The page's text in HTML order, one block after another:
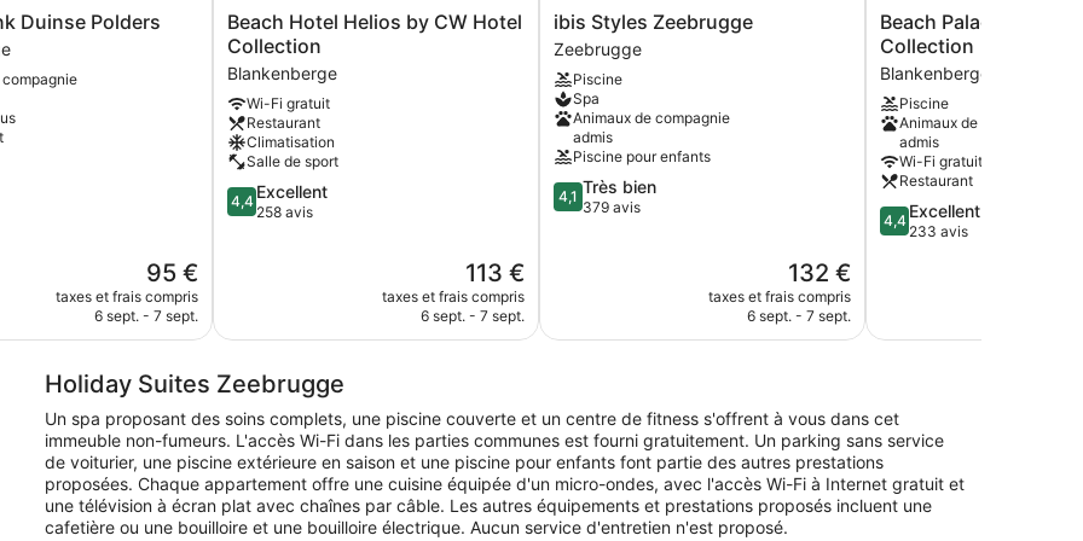
Duinse Polders
Le
nouveau
prix
95 €
95 €
taxes et frais compris
6 sept. - 7 sept.
Beach
Hotel
Helios
by
CW
Hotel
Collection
Blankenberge
Beach Hotel Helios by CW Hotel
Collection
Blankenberge
Wi-Fi gratuit
Restaurant
Climatisation
Salle de sport
4.4
sur
4,4 Excellent
258 avis
Le
nouveau
prix
113 €
taxes et frais compris
6 sept. - 7 sept.
ibis
Styles
Zeebrugge
Zeebrugge
ibis Styles Zeebrugge
Zeebrugge
Piscine
Spa
Animaux de compagnie
admis
Piscine pour enfants
4.1
sur
4,1 Très bien
379 avis
Le
nouveau
prix
132 €
taxes et frais compris
6 sept. - 7 sept.
Beach
Palace
Hotel
by
CW
Hotel
Collection
Blankenberge
Beach Palace Hotel
Collection
Blankenberge
Piscine
Animaux de compagnie
admis
Wi-Fi gratuit
Restaurant
4.4
sur
4,4 Excellent
233 avis
Holiday Suites Zeebrugge
Un spa proposant des soins complets, une piscine couverte et un centre de fitness s'offrent à vous dans cet
immeuble non-fumeurs. L'accès Wi-Fi dans les parties communes est fourni gratuitement. Un parking sans service
de voiturier, une piscine extérieure en saison et une piscine pour enfants font partie des autres prestations
proposées. Chaque appartement offre une cuisine équipée d'un micro-ondes, avec l'accès Wi-Fi à Internet gratuit et
une télévision à écran plat avec chaînes par câble. Les autres équipements et prestations proposés incluent une
cafetière ou une bouilloire et une bouilloire électrique. Aucun service d'entretien n'est proposé.